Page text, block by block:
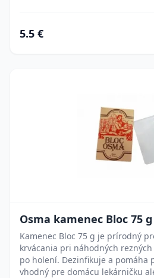
5.5 €
Osma kamenec Bloc 75 g
Kamenec Bloc 75 g je prírodný
krvácania pri náhodných
po holení. Dezinfikuje a pomáha
vhodný pre domácu lekárničku